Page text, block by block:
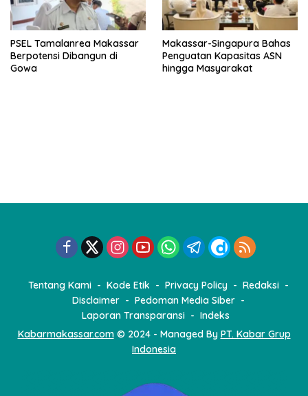
PSEL Tamalanrea Makassar
Berpotensi Dibangun di
Gowa
Makassar-Singapura Bahas
Penguatan Kapasitas ASN
hingga Masyarakat
Tentang Kami Kode Etik Privacy Policy
Redaksi
Disclaimer
Pedoman Media Siber
Laporan Transparansi
Indeks
Kabarmakassar.com© 2024 - Managed By PT. Kabar Grup
Indonesia